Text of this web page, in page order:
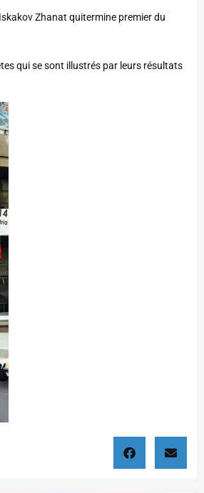
Zhanat quitermine premier du
qui se sont illustrés par leurs résultats